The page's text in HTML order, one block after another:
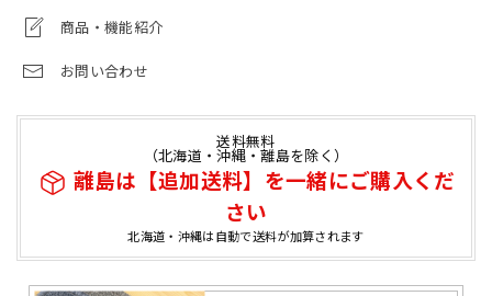
商品・機能紹介
お問い合わせ
送料無料
（北海道・沖縄・離島を除く）
離島は【追加送料】を一緒にご購入くだ
さい
北海道・沖縄は自動で送料が加算されます